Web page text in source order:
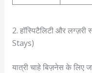
2. हॉस्पिटैलिटी और
Stays)
यात्री चाहे बिज़नेस के लिए